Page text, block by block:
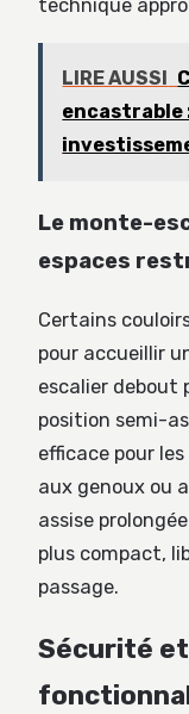
technique
LIRE AUSSI
encastrable
Le monte-
espaces
Certains
pour accueillir
escalier debout
position semi-
efficace pour
aux genoux ou
assise
plus compact,
passage.
Sécurité